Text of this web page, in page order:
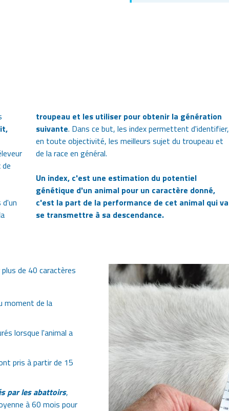
troupeau et les utiliser pour obtenir la génération
suivante. Dans ce but, les index permettent d'identifier,
en toute objectivité, les meilleurs sujet du troupeau et
de la race en général.
Un index, c'est une estimation du potentiel
génétique d'un animal pour un caractère donné,
c'est la part de la performance de cet animal qui va
se transmettre à sa descendance.
de 40 caractères
moment de la
lorsque l'animal a
pris à partir de 15
par les abattoirs,
à 60 mois pour